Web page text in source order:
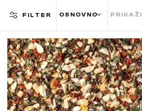
FILTER PRIKAŽI